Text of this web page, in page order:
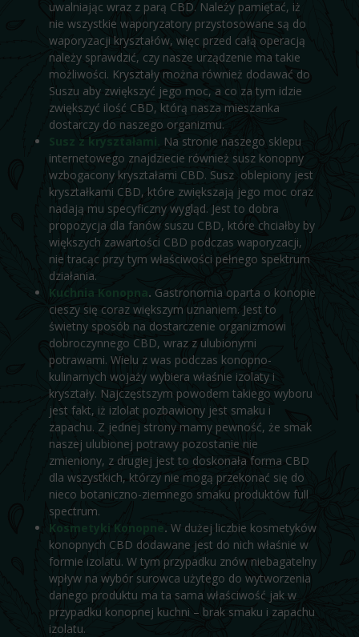
uwalniając wraz z parą CBD. Należy pamiętać, iż
nie wszystkie waporyzatory przystosowane są do
waporyzacji kryształów, więc przed całą operacją
należy sprawdzić, czy nasze urządzenie ma takie
możliwości. Kryształy można również dodawać do
Suszu aby zwiększyć jego moc, a co za tym idzie
zwiększyć ilość CBD, którą nasza mieszanka
dostarczy do naszego organizmu.
Susz z kryształami. Na stronie naszego sklepu
internetowego znajdziecie również susz konopny
wzbogacony kryształami CBD. Susz oblepiony jest
kryształkami CBD, które zwiększają jego moc oraz
nadają mu specyficzny wygląd. Jest to dobra
propozycja dla fanów suszu CBD, które chciałby by
większych zawartości CBD podczas waporyzacji,
nie tracąc przy tym właściwości pełnego spektrum
działania.
Kuchnia Konopna. Gastronomia oparta o konopie
cieszy się coraz większym uznaniem. Jest to
świetny sposób na dostarczenie organizmowi
dobroczynnego CBD, wraz z ulubionymi
potrawami. Wielu z was podczas konopno-
kulinarnych wojaży wybiera właśnie izolaty i
kryształy. Najczęstszym powodem takiego wyboru
jest fakt, iż izlolat pozbawiony jest smaku i
zapachu. Z jednej strony mamy pewność, że smak
naszej ulubionej potrawy pozostanie nie
zmieniony, z drugiej jest to doskonała forma CBD
dla wszystkich, którzy nie mogą przekonać się do
nieco botaniczno-ziemnego smaku produktów full
spectrum.
Kosmetyki Konopne. W dużej liczbie kosmetyków
konopnych CBD dodawane jest do nich właśnie w
formie izolatu. W tym przypadku znów niebagatelny
wpływ na wybór surowca użytego do wytworzenia
danego produktu ma ta sama właściwość jak w
przypadku konopnej kuchni – brak smaku i zapachu
izolatu.